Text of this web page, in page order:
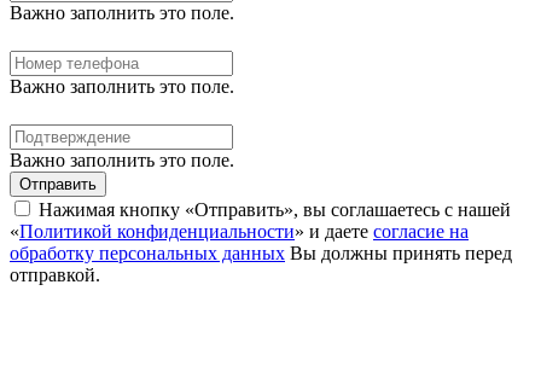
Важно заполнить это поле.
Важно заполнить это поле.
Важно заполнить это поле.
Отправить
Нажимая кнопку «Отправить», вы соглашаетесь с нашей
«Политикой конфиденциальности» и даете согласие на
обработку персональных данных Вы должны принять перед
отправкой.